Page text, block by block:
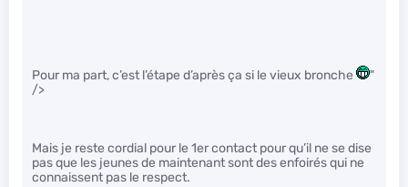
Pour ma part, c’est l’étape d’après ça si le vieux bronche
"
/>
Mais je reste cordial pour le 1er contact pour qu’il ne se dise
pas que les jeunes de maintenant sont des enfoirés qui ne
connaissent pas le respect.